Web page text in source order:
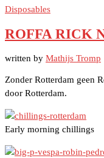
Disposables
ROFFA RICK
written by Mathijs Tromp
Zonder Rotterdam geen
door Rotterdam.
Early morning chillings